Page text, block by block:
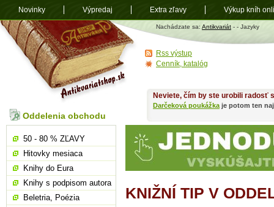
Antikvariát
shop.sk
Nachádzate sa: Antikvariát - - Jazyky
KNIŽNÍ TIP V
Neviete, čím by ste urobili radosť
Darčeková poukážka je potom ten
Oddelenia obchodu
50 - 80 % ZĽAVY
Hitovky mesiaca
Knihy do Eura
Knihy s podpisom autora
Beletria, Poézia
Rss výstup
Cenník, katalóg
Novinky Výpredaj Extra zľavy Výkup kníh